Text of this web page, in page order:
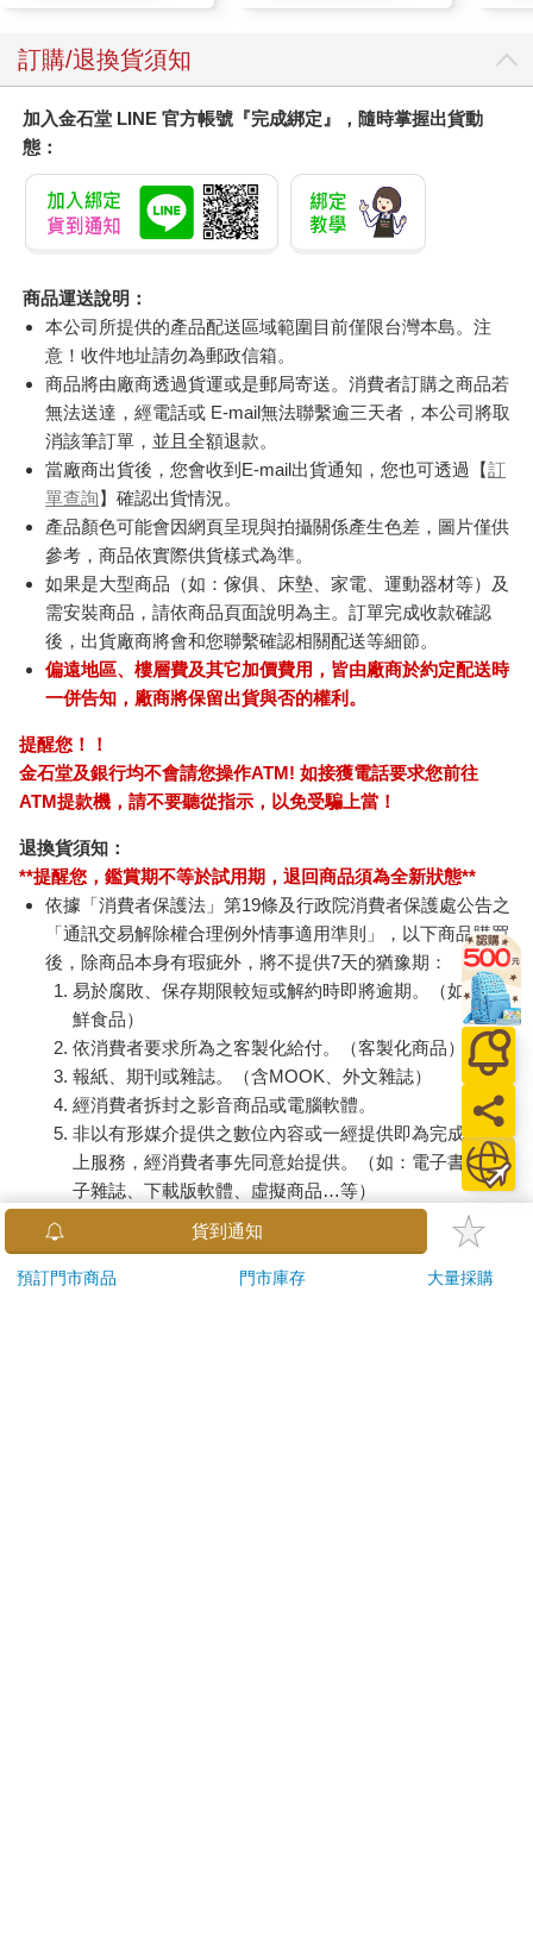
訂購/退換貨須知
加入金石堂 LINE 官方帳號『完成綁定』，隨時掌握出貨動
態：
商品運送說明：
本公司所提供的產品配送區域範圍目前僅限台灣本島。注
意！收件地址請勿為郵政信箱。
商品將由廠商透過貨運或是郵局寄送。消費者訂購之商品若
無法送達，經電話或 E-mail無法聯繫逾三天者，本公司將取
消該筆訂單，並且全額退款。
當廠商出貨後，您會收到E-mail出貨通知，您也可透過【訂
單查詢】確認出貨情況。
產品顏色可能會因網頁呈現與拍攝關係產生色差，圖片僅供
參考，商品依實際供貨樣式為準。
如果是大型商品（如：傢俱、床墊、家電、運動器材等）及
需安裝商品，請依商品頁面說明為主。訂單完成收款確認
後，出貨廠商將會和您聯繫確認相關配送等細節。
偏遠地區、樓層費及其它加價費用，皆由廠商於約定配送時
一併告知，廠商將保留出貨與否的權利。
提醒您！！
金石堂及銀行均不會請您操作ATM! 如接獲電話要求您前往
ATM提款機，請不要聽從指示，以免受騙上當！
退換貨須知：
**提醒您，鑑賞期不等於試用期，退回商品須為全新狀態**
依據「消費者保護法」第19條及行政院消費者保護處公告之
「通訊交易解除權合理例外情事適用準則」，以下商品購買
後，除商品本身有瑕疵外，將不提供7天的猶豫期：
易於腐敗、保存期限較短或解約時即將逾期。（如：生
鮮食品）
依消費者要求所為之客製化給付。（客製化商品）
報紙、期刊或雜誌。（含MOOK、外文雜誌）
經消費者拆封之影音商品或電腦軟體。
非以有形媒介提供之數位內容或一經提供即為完成之線
上服務，經消費者事先同意始提供。（如：電子書、電
子雜誌、下載版軟體、虛擬商品…等）
已拆封之個人衛生用品。（如：內衣褲、刮鬍刀、除毛
若非上列種類商品，均享有到貨7天的猶豫期（含例假
貨到通知
預訂門市商品 門市庫存 大量採購